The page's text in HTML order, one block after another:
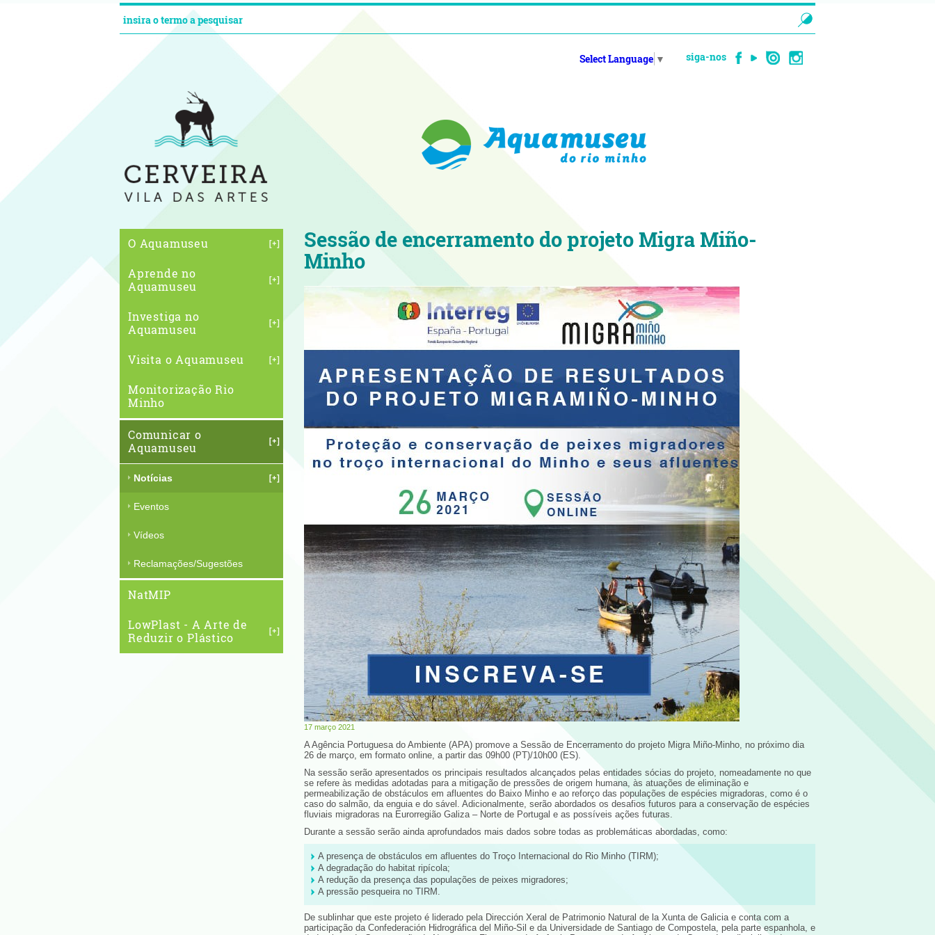
Select Language ▼ siga-nos
O Aquamuseu
Aprende no
Aquamuseu
Investiga no
Aquamuseu
Visita o Aquamuseu
Monitorização Rio
Minho
Comunicar o
Aquamuseu
Notícias
Eventos
Vídeos
Reclamações/Sugestões
NatMIP
LowPlast - A Arte de
Reduzir o Plástico
Sessão de encerramento do projeto Migra Miño-
Minho
17 março 2021
A Agência Portuguesa do Ambiente (APA) promove a Sessão de Encerramento do projeto Migra Miño-Minho, no próximo dia
26 de março, em formato online, a partir das 09h00 (PT)/10h00 (ES).
Na sessão serão apresentados os principais resultados alcançados pelas entidades sócias do projeto, nomeadamente no que
se refere às medidas adotadas para a mitigação de pressões de origem humana, às atuações de eliminação e
permeabilização de obstáculos em afluentes do Baixo Minho e ao reforço das populações de espécies migradoras, como é o
caso do salmão, da enguia e do sável. Adicionalmente, serão abordados os desafios futuros para a conservação de espécies
fluviais migradoras na Eurorregião Galiza – Norte de Portugal e as possíveis ações futuras.
Durante a sessão serão ainda aprofundados mais dados sobre todas as problemáticas abordadas, como:
A presença de obstáculos em afluentes do Troço Internacional do Rio Minho (TIRM);
A degradação do habitat ripícola;
A redução da presença das populações de peixes migradores;
A pressão pesqueira no TIRM.
De sublinhar que este projeto é liderado pela Dirección Xeral de Patrimonio Natural de la Xunta de Galicia e conta com a
participação da Confederación Hidrográfica del Miño-Sil e da Universidade de Santiago de Compostela, pela parte espanhola, e